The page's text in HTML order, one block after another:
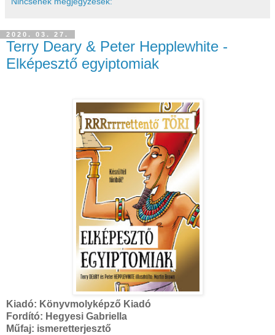
2020. 03. 27.
Terry Deary & Peter Hepplewhite -
Elképesztő ​egyiptomiak
Kiadó: Könyvmolyképző Kiadó
Fordító: Hegyesi Gabriella
Műfaj: ismeretterjesztő